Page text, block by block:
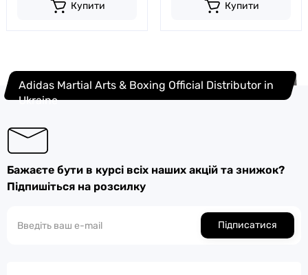
Купити Купити
Adidas Martial Arts & Boxing Official Distributor in
Ukraine
Бажаєте бути в курсі всіх наших акцій та знижок?
Підпишіться на розсилку
Підписатися